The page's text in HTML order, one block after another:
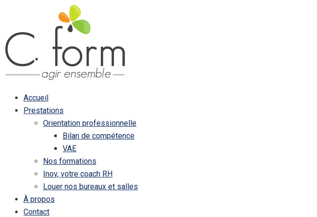
Accueil
Prestations
Orientation professionnelle
Bilan de compétence
VAE
Nos formations
Inov, votre coach RH
Louer nos bureaux et salles
À propos
Contact